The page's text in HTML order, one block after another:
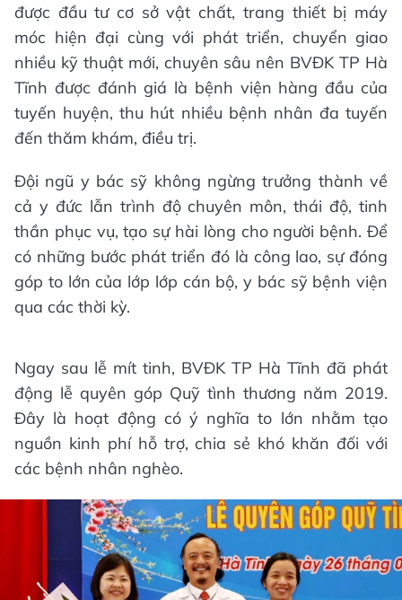
được đầu tư cơ sở vật chất, trang thiết bị máy
móc hiện đại cùng với phát triển, chuyển giao
nhiều kỹ thuật mới, chuyên sâu nên BVĐK TP Hà
Tĩnh được đánh giá là bệnh viện hàng đầu của
tuyến huyện, thu hút nhiều bệnh nhân đa tuyến
đến thăm khám, điều trị.
Đội ngũ y bác sỹ không ngừng trưởng thành về
cả y đức lẫn trình độ chuyên môn, thái độ, tinh
thần phục vụ, tạo sự hài lòng cho người bệnh. Để
có những bước phát triển đó là công lao, sự đóng
góp to lớn của lớp lớp cán bộ, y bác sỹ bệnh viện
qua các thời kỳ.
Ngay sau lễ mít tinh, BVĐK TP Hà Tĩnh đã phát
động lễ quyên góp Quỹ tình thương năm 2019.
Đây là hoạt động có ý nghĩa to lớn nhằm tạo
nguồn kinh phí hỗ trợ, chia sẻ khó khăn đối với
các bệnh nhân nghèo.